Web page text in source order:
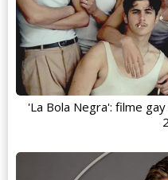
'La Bola Negra': filme